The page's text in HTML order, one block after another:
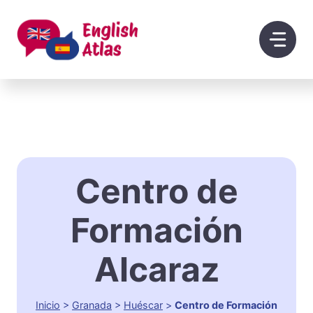
contenido
Centro de
Formación
Alcaraz
Inicio > Granada > Huéscar > Centro de Formación